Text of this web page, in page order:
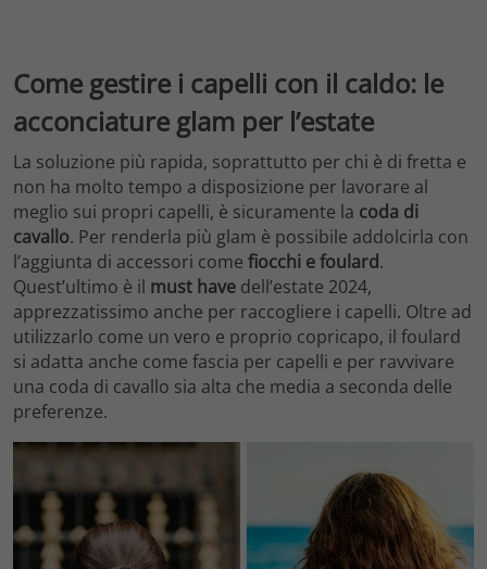
Come gestire i capelli con il caldo: le
acconciature glam per l’estate
La soluzione più rapida, soprattutto per chi è di fretta e
non ha molto tempo a disposizione per lavorare al
meglio sui propri capelli, è sicuramente la coda di
cavallo. Per renderla più glam è possibile addolcirla con
l’aggiunta di accessori come fiocchi e foulard.
Quest’ultimo è il must have dell’estate 2024,
apprezzatissimo anche per raccogliere i capelli. Oltre ad
utilizzarlo come un vero e proprio copricapo, il foulard
si adatta anche come fascia per capelli e per ravvivare
una coda di cavallo sia alta che media a seconda delle
preferenze.